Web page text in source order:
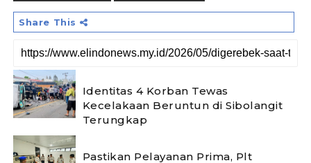
Share This
Identitas 4 Korban Tewas
Kecelakaan Beruntun di Sibolangit
Terungkap
Pastikan Pelayanan Prima, Plt